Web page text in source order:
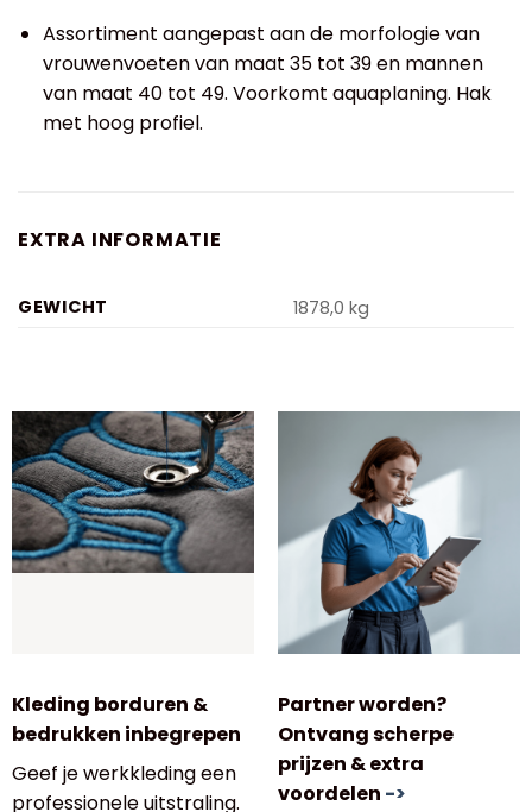
Assortiment aangepast aan de morfologie van
vrouwenvoeten van maat 35 tot 39 en mannen
van maat 40 tot 49. Voorkomt aquaplaning. Hak
met hoog profiel.
EXTRA INFORMATIE
GEWICHT 1878,0 kg
Kleding borduren &
bedrukken inbegrepen
Geef je werkkleding een
professionele uitstraling.
Partner worden?
Ontvang scherpe
prijzen & extra
voordelen ->